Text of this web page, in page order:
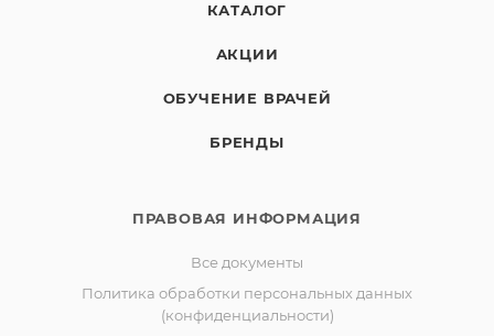
КАТАЛОГ
АКЦИИ
ОБУЧЕНИЕ ВРАЧЕЙ
БРЕНДЫ
ПРАВОВАЯ ИНФОРМАЦИЯ
Все документы
Политика обработки персональных данных
(конфиденциальности)